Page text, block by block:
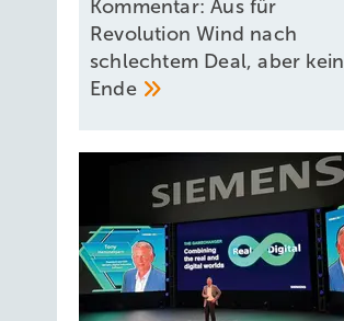
Kommentar: Aus für
Revolution Wind nach
schlechtem Deal, aber kein
Ende